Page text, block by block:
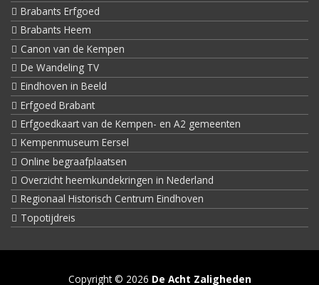
Brabants Erfgoed
Brabants Heem
Canon van de Kempen
De Wandeling TV
Eindhoven in Beeld
Erfgoed Brabant
Erfgoedkaart van de Kempen- en A2 gemeenten
Kempenmuseum Eersel
Online begraafplaatsen
Overzicht heemkundekringen in Nederland
Regionaal Historisch Centrum Eindhoven
Topotijdreis
Copyright © 2026 De Acht Zaligheden